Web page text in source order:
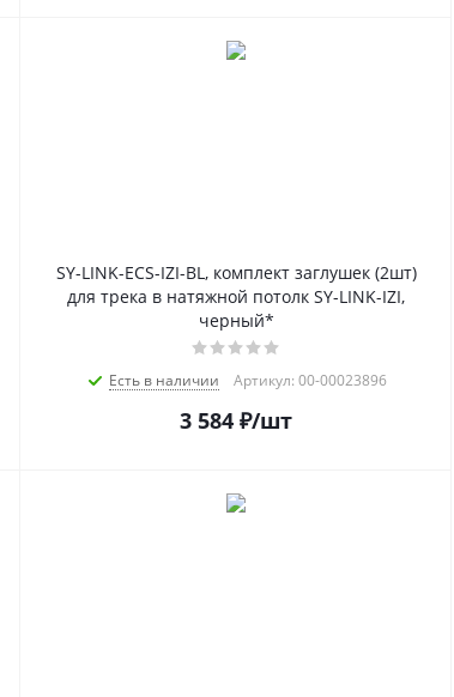
SY-LINK-ECS-IZI-BL, комплект заглушек (2шт)
для трека в натяжной потолк SY-LINK-IZI,
черный*
Есть в наличии Артикул: 00-00023896
3 584 ₽/шт